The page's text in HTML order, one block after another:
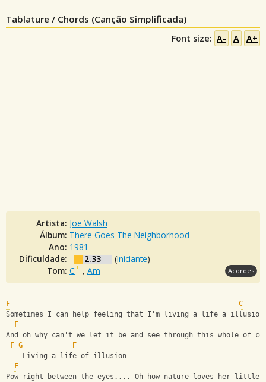
Tablature / Chords (Canção Simplificada)
Font size: A- A A+
Artista: Joe Walsh
Álbum: There Goes The Neighborhood
Ano: 1981
Dificuldade:
2.33 (Iniciante)
Tom: C , Am Acordes
F
C
Sometimes I can help feeling that I'm living a life a illusion
F
And oh why can't we let it be and see through this whole of
F G
F
    Living a life of illusion
F
Pow right between the eyes.... Oh how nature loves her little